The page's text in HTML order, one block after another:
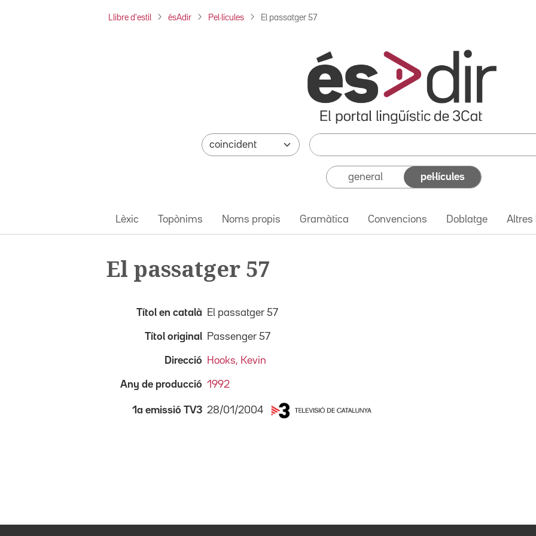
Llibre d'estil ésAdir Pel·lícules El passatger 57
general pel·lícules
Lèxic Topònims Noms propis Gramàtica Convencions Doblatge Altres
El passatger 57
Títol en català El passatger 57
Títol original Passenger 57
Direcció Hooks, Kevin
Any de producció 1992
1a emissió TV3 28/01/2004